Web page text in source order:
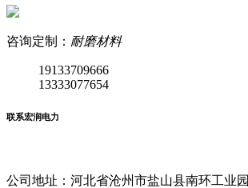
咨询定制： 耐磨材料
19133709666
13333077654
联系宏润电力
公司地址：河北省沧州市盐山县南环工业园